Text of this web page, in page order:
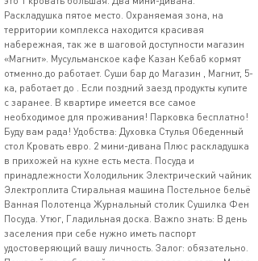
Раскладушка пятое место. Охраняемая зона, на
территории комплекса находится красивая
набережная, так же в шаговой доступности магазин
«Магнит». Мусульманское кафе Казан Кебаб кормят
отменно.до работает. Суши бар до Магазин , Магнит, 5-
ка, работает до . Если поздний заезд продукты купите
с заранее. В квартире имеется все самое
необходимое для проживания! Парковка бесплатно!
Буду вам рада! Удобства: Духовка Стулья Обеденный
стол Кровать евро. 2 мини-дивана Плюс раскладушка
в прихожей на кухне есть места. Посуда и
принадлежности Холодильник Электрический чайник
Электроплита Стиральная машина Постельное бельё
Ванная Полотенца Журнальный столик Сушилка Фен
Посуда. Утюг, Гладильная доска. Важnо знать: В день
заселения при себе нужно иметь паспорт
удостоверяющий вашу личность. Залог: обязательно.